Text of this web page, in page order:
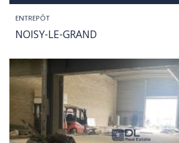
ENTREPÔT
NOISY-LE-GRAND